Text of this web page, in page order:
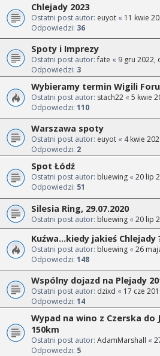
Chlejady 2023
Ostatni post autor: euyot « 11 kwie
Odpowiedzi: 36
Spoty i Imprezy
Ostatni post autor:fate « 9 gru 2022,
Odpowiedzi: 3
Wybieramy termin Wigili
Ostatni post autor: stach22 « 5 kwie
Odpowiedzi: 110
Warszawa spoty
Ostatni post autor: euyot « 4 kwie
Odpowiedzi: 2
Spot Łódź
Ostatni post autor: bluewing « 20 lip
Odpowiedzi: 51
Silesia Ring, 29.07.2020
Ostatni post autor: bluewing « 20 lip
Kuźwa...kiedy jakieś Chlejady
Ostatni post autor: bluewing « 26
Odpowiedzi: 148
Wspólny dojazd na Plejady
Ostatni post autor: dzixd « 17 cze
Odpowiedzi: 14
Wypad na wino z Czerska do
150km
Ostatni post autor: AdamMarshall «
Odpowiedzi: 5